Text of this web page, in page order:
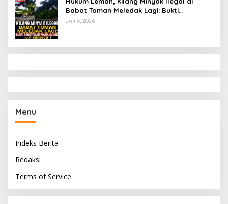
Babat Toman Meledak Lagi: Bukti
Penertiban Polda Sumsel Hanya ‘Lip
Juli 4, 2026
Menu
Indeks Berita
Redaksi
Terms of Service